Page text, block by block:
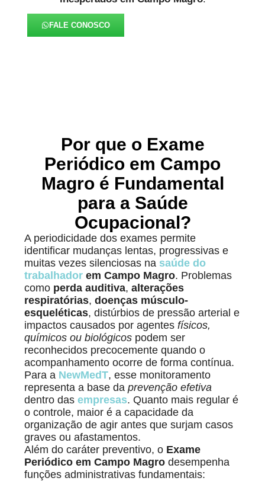
FALE CONOSCO
Por que o Exame
Periódico em Campo
Magro é Fundamental
para a Saúde
Ocupacional?
A periodicidade dos exames permite
identificar mudanças lentas, progressivas e
muitas vezes silenciosas na saúde do
trabalhador em Campo Magro. Problemas
como perda auditiva,alterações
respiratórias,doenças músculo-
esqueléticas, distúrbios de pressão arterial e
impactos causados por agentesfísicos,
químicos ou biológicos podem ser
reconhecidos precocemente quando o
acompanhamento ocorre de forma contínua.
Para a NewMedT, esse monitoramento
representa a base daprevenção efetiva
dentro dasempresas. Quanto mais regular é
o controle, maior é a capacidade da
organização de agir antes que surjam casos
graves ou afastamentos.
Além do caráter preventivo, o Exame
Periódico em Campo Magro desempenha
funções administrativas fundamentais: